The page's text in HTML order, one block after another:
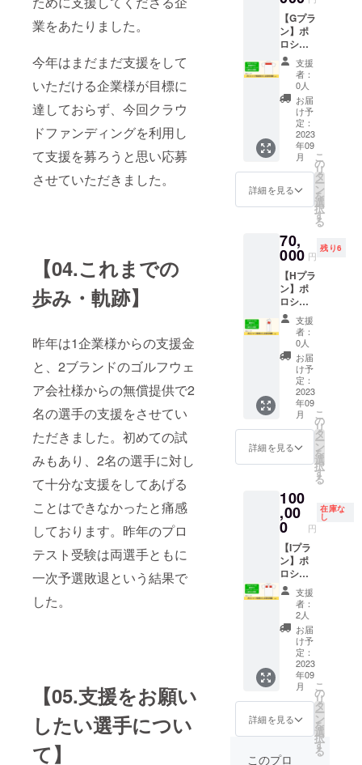
業をあたりました。
今年はまだまだ支援をして
いただける企業様が目標に
達しておらず、今回クラウ
ドファンディングを利用し
て支援を募ろうと思い応募
させていただきました。
【04.これまでの
歩み・軌跡】
昨年は1企業様からの支援金
と、2ブランドのゴルフウェ
ア会社様からの無償提供で2
名の選手の支援をさせてい
ただきました。初めての試
みもあり、2名の選手に対し
て十分な支援をしてあげる
ことはできなかったと痛感
しております。昨年のプロ
テスト受験は両選手ともに
一次予選敗退という結果で
した。
【05.支援をお願い
したい選手につい
て】
（綿生
地＋ポ
リエス
テル生
地） ・
デザイ
ン（１
パター
ン） ・
カラー
展開
（１色
パター
書き、
各種
SNSを
はじ
め、任
意の
URLと
画像も
設定可
能で
す。 地
球にや
さしい
「捨て
丈夫な
ICカー
ドで
す。紙
の名刺
を無駄
にする
ことの
ないエ
コな名
刺で
す！
［ご注
意］ ※1
人1人オ
ルで作
成しま
れたい
情報な
どを備
考欄に
ご記入
くださ
い。 ※
対応機
種につ
いて
iPhone
の場合
iPhone
XR、
iPhone
XS、
XS
Max、
11、
ジェク
ト」の
企業ス
ポン
サーに
なれる
権利で
す。 企
業スポ
ンサー
として
ggg公式
サイト
に企業
名、企
ク掲載
させて
きま
す。 ※
掲載す
る企業
名とリ
ンクを
必ず備
考欄に
ご記入
くださ
い。 ※
ネット
ワーク
販売や
する場
合な
ど、掲
断りさ
せてい
ただく
場合が
ありま
す。お
断りさ
せてい
ただい
た場合
におい
ても返
金はい
たしか
掲載期
【Gプラ
ン】ポ
ロシャ
ツ背面
部分に
企業名
掲載（1
箇所）
gggプロ
ジェク
トの支
援選手
が着用
するポ
ロシャ
に企業
スポン
サーと
して企
業名を
掲載さ
せてい
ただき
ます。
企業の
宣伝広
告にな
りま
す。 ※
大きさ
と配置
は企業
り、当
プロ
ジェク
トお任
せとな
りま
す。あ
らかじ
めご了
承くだ
さい。
※企業ロ
ゴデー
タの受
け取り
は後日
メール
にてご
ただき
支援
者：
0人
お届
け予
定：
2023
年09
月
詳細を見る
こ
の
リ
タ
ー
ン
を
選
択
す
る
70,
000 円
残り6
【Hプラ
ン】ポ
ロシャ
ツ肩部
分に企
業名掲
載（1箇
所）
gggプロ
ジェク
トの支
援選手
が着用
するポ
ロシャ
は左肩
部分に
企業ス
ポン
サーと
して企
業名を
掲載さ
せてい
ただき
ます。
企業の
宣伝広
告にな
りま
す。 ※
大きさ
と配置
は企業
ザイン
支援
者：
0人
お届
け予
定：
2023
年09
月
詳細を見る
こ
の
リ
タ
ー
ン
を
選
択
す
る
100
,00
0 円
在庫な
し
【Iプラ
ン】ポ
ロシャ
ツ前面
部分に
企業名
掲載（1
箇所）
gggプロ
ジェク
トの支
援選手
が着用
するポ
ロシャ
部分に
支援
者：
2人
お届
け予
定：
2023
年09
月
詳細を見る
こ
の
リ
タ
ー
ン
を
選
択
す
る
このプロ